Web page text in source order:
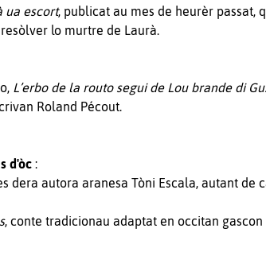
ua escort, publicat au mes de heurèr passat,
lo murtre de Laurà.
L’erbo de la routo segui de Lou brande di
Roland Pécout.
d'òc :
dera autora aranesa Tòni Escala, autant de
, conte tradicionau adaptat en occitan